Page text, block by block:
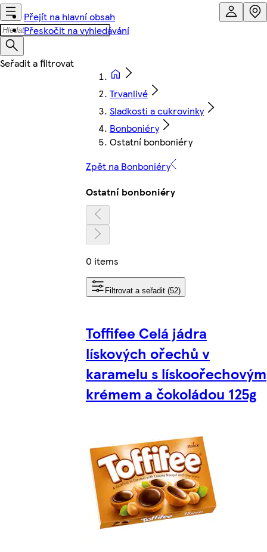
Přejít na hlavní obsah
Přeskočit na vyhledávání
Trvanlivé
Sladkosti a cukrovinky
Bonboniéry
Ostatní bonboniéry
Zpět na Bonboniéry
Ostatní bonboniéry
0 items
Filtrovat a seřadit (52)
Toffifee Celá jádra
lískových ořechů v
karamelu s lískoořechovým
krémem a čokoládou 125g